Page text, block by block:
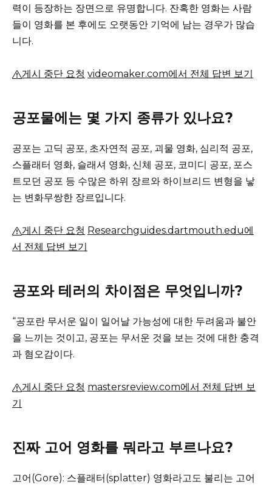
력이 등장하는 장면으로 유명합니다. 잔혹한 영화는 사람
들이 영화를 본 후에도 오랫동안 기억에 남는 경우가 많습
니다.
게시 중단 요청 videomaker.com에서 전체 답변 보기
공포물에는 몇 가지 종류가 있나요?
공포는 고딕 공포, 초자연적 공포, 괴물 영화, 심리적 공포,
스플래터 영화, 슬래셔 영화, 신체 공포, 코미디 공포, 포스
트모던 공포 등 수많은 하위 장르와 하이브리드 변형을 낳
는 변화무쌍한 장르입니다.
게시 중단 요청 Researchguides.dartmouth.edu에
서 전체 답변 보기
공포와 테러의 차이점은 무엇입니까?
“공포란 무서운 일이 일어날 가능성에 대한 두려움과 불안
을 느끼는 것이고, 공포는 무서운 것을 보는 것에 대한 충격
과 혐오감이다.
게시 중단 요청 mastersreview.com에서 전체 답변 보
기
진짜 고어 영화를 뭐라고 부르나요?
고어(Gore): 스플래터(splatter) 영화라고도 불리는 고어